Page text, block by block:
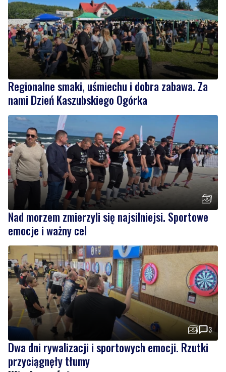
Regionalne smaki, uśmiechu i dobra zabawa. Za
nami Dzień Kaszubskiego Ogórka
Nad morzem zmierzyli się najsilniejsi. Sportowe
emocje i ważny cel
3
Dwa dni rywalizacji i sportowych emocji. Rzutki
przyciągnęły tłumy
Wiadomości
sobota, 8 sierpnia 2026
Regionalne smaki, uśmiechu i dobra zabawa.